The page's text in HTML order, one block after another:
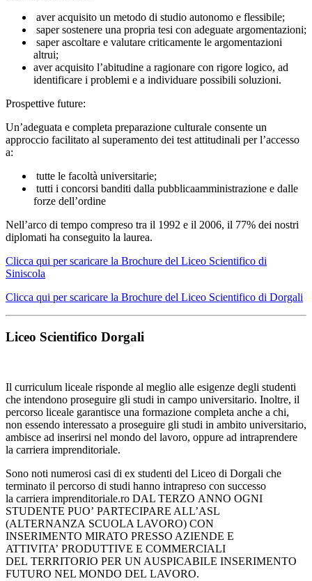
aver acquisito un metodo di studio autonomo e flessibile;
saper sostenere una propria tesi con adeguate argomentazioni;
saper ascoltare e valutare criticamente le argomentazioni
altrui;
aver acquisito l’abitudine a ragionare con rigore logico, ad
identificare i problemi e a individuare possibili soluzioni.
Prospettive future:
Un’adeguata e completa preparazione culturale consente un
approccio facilitato al superamento dei test attitudinali per l’accesso
a:
tutte le facoltà universitarie;
tutti i concorsi banditi dalla pubblicaamministrazione e dalle
forze dell’ordine
Nell’arco di tempo compreso tra il 1992 e il 2006, il 77% dei nostri
diplomati ha conseguito la laurea.
Clicca qui per scaricare la Brochure del Liceo Scientifico di
Siniscola
Clicca qui per scaricare la Brochure del Liceo Scientifico di Dorgali
Liceo Scientifico Dorgali
Il curriculum liceale risponde al meglio alle esigenze degli studenti
che intendono proseguire gli studi in campo universitario. Inoltre, il
percorso liceale garantisce una formazione completa anche a chi,
non essendo interessato a proseguire gli studi in ambito universitario,
ambisce ad inserirsi nel mondo del lavoro, oppure ad intraprendere
la carriera imprenditoriale.
Sono noti numerosi casi di ex studenti del Liceo di Dorgali che
terminato il percorso di studi hanno intrapreso con successo
la carriera imprenditoriale.ro DAL TERZO ANNO OGNI
STUDENTE PUO’ PARTECIPARE ALL’ASL
(ALTERNANZA SCUOLA LAVORO) CON
INSERIMENTO MIRATO PRESSO AZIENDE E
ATTIVITA’ PRODUTTIVE E COMMERCIALI
DEL TERRITORIO PER UN AUSPICABILE INSERIMENTO
FUTURO NEL MONDO DEL LAVORO.